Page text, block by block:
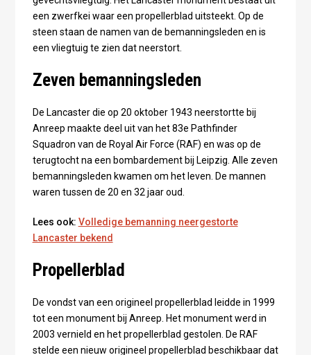
een zwerfkei waar een propellerblad uitsteekt. Op de
steen staan de namen van de bemanningsleden en is
een vliegtuig te zien dat neerstort.
Zeven bemanningsleden
De Lancaster die op 20 oktober 1943 neerstortte bij
Anreep maakte deel uit van het 83e Pathfinder
Squadron van de Royal Air Force (RAF) en was op de
terugtocht na een bombardement bij Leipzig. Alle zeven
bemanningsleden kwamen om het leven. De mannen
waren tussen de 20 en 32 jaar oud.
Lees ook: Volledige bemanning neergestorte
Lancaster bekend
Propellerblad
De vondst van een origineel propellerblad leidde in 1999
tot een monument bij Anreep. Het monument werd in
2003 vernield en het propellerblad gestolen. De RAF
stelde een nieuw origineel propellerblad beschikbaar dat